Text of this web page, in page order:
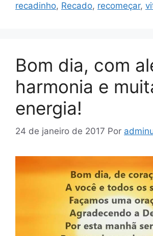
recadinho, Recado, recomeçar,
Bom dia, com
harmonia e
energia!
24 de janeiro de 2017 Por